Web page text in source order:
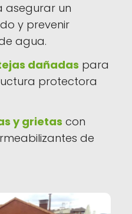
asegurar un
y prevenir
agua.
dañadas para
protectora
y grietas con
de